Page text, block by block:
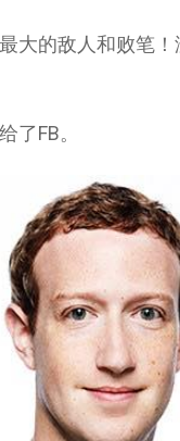
大的敌人和败笔
了FB。